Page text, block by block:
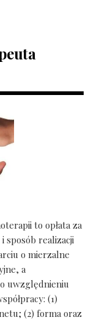
to opłata za
sposób realizacji
o mierzalne
a
uwzględnieniu
(1)
(2) forma oraz